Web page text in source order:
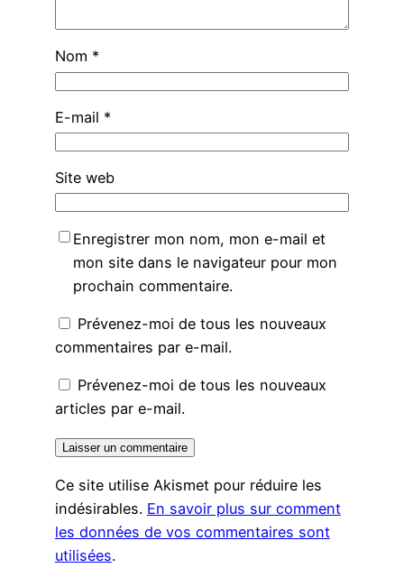
Nom *
E-mail *
Site web
Enregistrer mon nom, mon e-mail et
mon site dans le navigateur pour mon
prochain commentaire.
Prévenez-moi de tous les nouveaux
commentaires par e-mail.
Prévenez-moi de tous les nouveaux
articles par e-mail.
Ce site utilise Akismet pour réduire les
indésirables. En savoir plus sur comment
les données de vos commentaires sont
utilisées.